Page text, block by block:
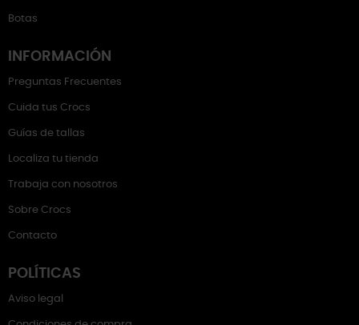
Botas
INFORMACIÓN
Preguntas Frecuentes
Cuida tus Crocs
Guías de tallas
Localiza tu tienda
Trabaja con nosotros
Sobre Crocs
Contacto
POLÍTICAS
Aviso legal